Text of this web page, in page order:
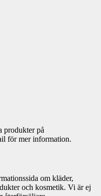
produkter på
för mer information.
om kläder,
och kosmetik. Vi är ej